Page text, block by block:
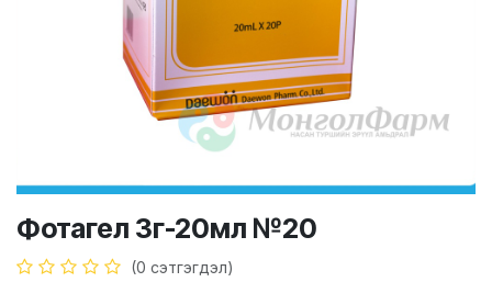
Фотагел 3г-20мл №20
(0 сэтгэгдэл)